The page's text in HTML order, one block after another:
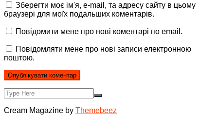
Зберегти моє ім'я, e-mail, та адресу сайту в цьому
браузері для моїх подальших коментарів.
Повідомити мене про нові коментарі по email.
Повідомляти мене про нові записи електронною
поштою.
Cream Magazine by Themebeez